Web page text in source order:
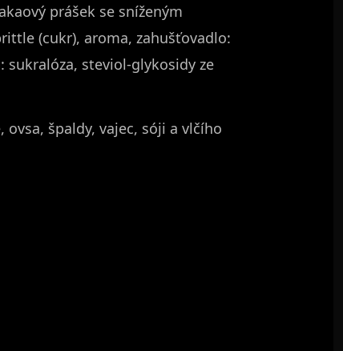
prášek se sníženým
(cukr), aroma, zahušťovadlo:
sukralóza, steviol-glykosidy ze
špaldy, vajec, sóji a vlčího